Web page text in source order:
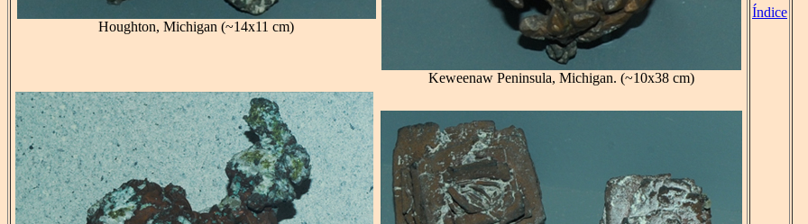
Houghton, Michigan (~14x11 cm)
Keweenaw Peninsula, Michigan. (~10x38 cm)
Índice